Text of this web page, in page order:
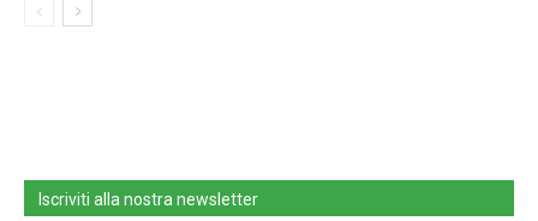
Iscriviti alla nostra newsletter